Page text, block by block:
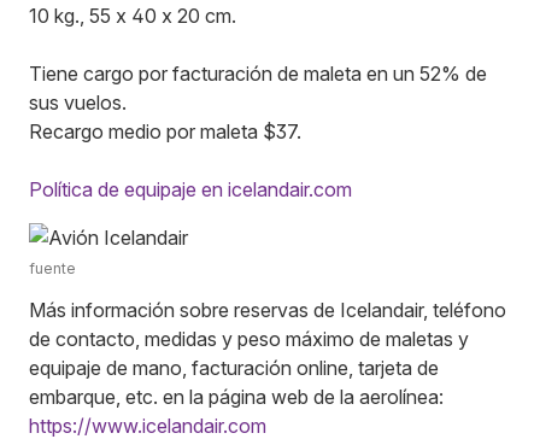
10 kg., 55 x 40 x 20 cm.
Tiene cargo por facturación de maleta en un 52% de
sus vuelos.
Recargo medio por maleta $37.
Política de equipaje en icelandair.com
fuente
Más información sobre reservas de Icelandair, teléfono
de contacto, medidas y peso máximo de maletas y
equipaje de mano, facturación online, tarjeta de
embarque, etc. en la página web de la aerolínea:
https://www.icelandair.com